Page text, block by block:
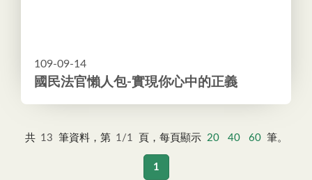
109-09-14
國民法官懶人包-實現你心中的正義
共 13 筆資料，第 1/1 頁，每頁顯示 20 40 60筆。
1